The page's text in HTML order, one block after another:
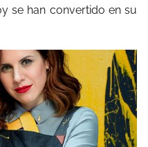
se han convertido en su